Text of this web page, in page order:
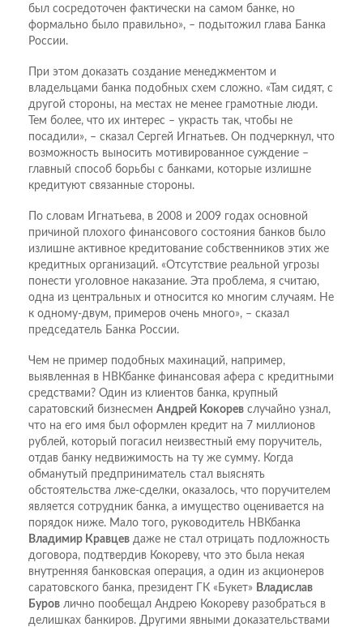
был сосредоточен фактически на самом банке, но
формально было правильно», – подытожил глава Банка
России.
При этом доказать создание менеджментом и
владельцами банка подобных схем сложно. «Там сидят, с
другой стороны, на местах не менее грамотные люди.
Тем более, что их интерес – украсть так, чтобы не
посадили», – сказал Сергей Игнатьев. Он подчеркнул, что
возможность выносить мотивированное суждение –
главный способ борьбы с банками, которые излишне
кредитуют связанные стороны.
По словам Игнатьева, в 2008 и 2009 годах основной
причиной плохого финансового состояния банков было
излишне активное кредитование собственников этих же
кредитных организаций. «Отсутствие реальной угрозы
понести уголовное наказание. Эта проблема, я считаю,
одна из центральных и относится ко многим случаям. Не
к одному-двум, примеров очень много», – сказал
председатель Банка России.
Чем не пример подобных махинаций, например,
выявленная в НВКбанке финансовая афера с кредитными
средствами? Один из клиентов банка, крупный
саратовский бизнесмен Андрей Кокорев случайно узнал,
что на его имя был оформлен кредит на 7 миллионов
рублей, который погасил неизвестный ему поручитель,
отдав банку недвижимость на ту же сумму. Когда
обманутый предприниматель стал выяснять
обстоятельства лже-сделки, оказалось, что поручителем
является сотрудник банка, а имущество оценивается на
порядок ниже. Мало того, руководитель НВКбанка
Владимир Кравцев даже не стал отрицать подложность
договора, подтвердив Кокореву, что это была некая
внутренняя банковская операция, а один из акционеров
саратовского банка, президент ГК «Букет» Владислав
Буров лично пообещал Андрею Кокореву разобраться в
делишках банкиров. Другими явными доказательствами